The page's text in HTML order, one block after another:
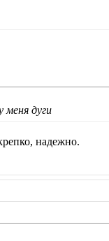
меня дуги
надежно.